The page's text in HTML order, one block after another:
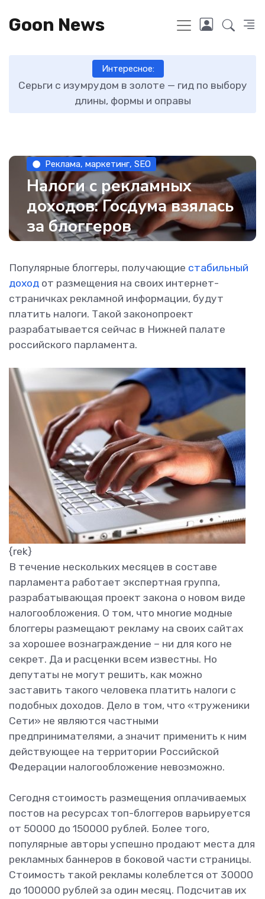
Goon News
Интересное:
Серьги с изумрудом в золоте — гид по выбору
длины, формы и оправы
Реклама, маркетинг, SEO
Налоги с рекламных
доходов: Госдума взялась
за блоггеров
Популярные блоггеры, получающие стабильный
доход от размещения на своих интернет-
страничках рекламной информации, будут
платить налоги. Такой законопроект
разрабатывается сейчас в Нижней палате
российского парламента.
{rek}
В течение нескольких месяцев в составе
парламента работает экспертная группа,
разрабатывающая проект закона о новом виде
налогообложения. О том, что многие модные
блоггеры размещают рекламу на своих сайтах
за хорошее вознаграждение – ни для кого не
секрет. Да и расценки всем известны. Но
депутаты не могут решить, как можно
заставить такого человека платить налоги с
подобных доходов. Дело в том, что «труженики
Сети» не являются частными
предпринимателями, а значит применить к ним
действующее на территории Российской
Федерации налогообложение невозможно.
Сегодня стоимость размещения оплачиваемых
постов на ресурсах топ-блоггеров варьируется
от 50000 до 150000 рублей. Более того,
популярные авторы успешно продают места для
рекламных баннеров в боковой части страницы.
Стоимость такой рекламы колеблется от 30000
до 100000 рублей за один месяц. Подсчитав их